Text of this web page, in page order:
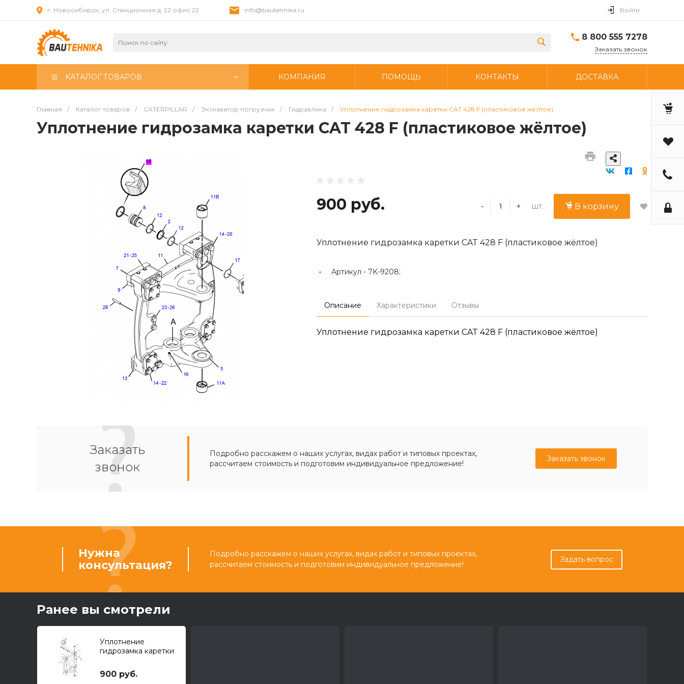
г. Новосибирск, ул. Станционная д. 22 офис 22 info@bautehnika.ru Войти
8 800 555 7278
Заказать звонок
КАТАЛОГ ТОВАРОВ КОМПАНИЯ ПОМОЩЬ КОНТАКТЫ ДОСТАВКА
Главная / Каталог товаров / CATERPILLAR / Экскаватор погрузчик / Гидравлика / Уплотнение гидрозамка каретки CAT 428 F (пластиковое жёлтое)
Уплотнение гидрозамка каретки CAT 428 F (пластиковое жёлтое)
900 руб. - + шт. В корзину
Уплотнение гидрозамка каретки CAT 428 F (пластиковое жёлтое)
Артикул - 7K-9208;
Описание Характеристики Отзывы
Уплотнение гидрозамка каретки CAT 428 F (пластиковое жёлтое)
Заказать
звонок
Подробно расскажем о наших услугах, видах работ и типовых проектах,
рассчитаем стоимость и подготовим индивидуальное предложение!
Заказать звонок
Нужна
консультация?
Подробно расскажем о наших услугах, видах работ и типовых проектах,
рассчитаем стоимость и подготовим индивидуальное предложение!
Задать вопрос
Ранее вы смотрели
Уплотнение
гидрозамка каретки
(пластиковое жёлтое)
900 руб.